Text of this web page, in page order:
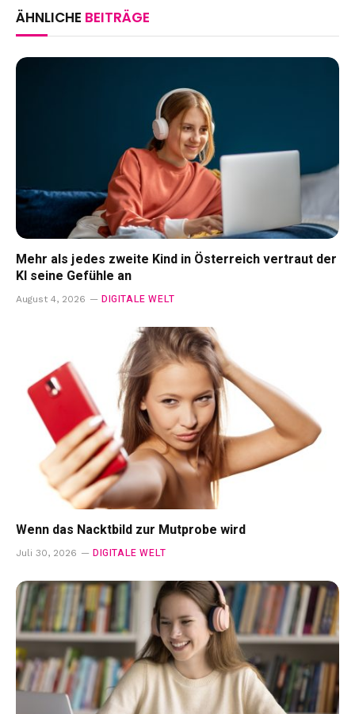
ÄHNLICHE BEITRÄGE
Mehr als jedes zweite Kind in Österreich vertraut der
KI seine Gefühle an
August 4, 2026 DIGITALE WELT
Wenn das Nacktbild zur Mutprobe wird
Juli 30, 2026 DIGITALE WELT